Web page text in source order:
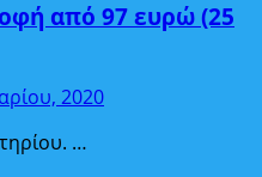
από 97 ευρώ (25
2020
…